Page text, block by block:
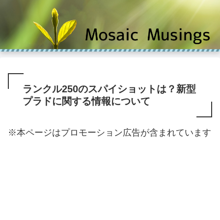
ランクル250のスパイショットは？新型
プラドに関する情報について
※本ページはプロモーション広告が含まれています